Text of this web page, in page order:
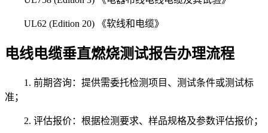
UL62 (Edition 20) 《软线和电缆》
电线电缆垂直燃烧测试报告办理流程
1. 前期咨询：提供需委托检测项目、测试条件或测试标
准；
2. 评估报价：根据检测要求、样品规格及参数评估报价；